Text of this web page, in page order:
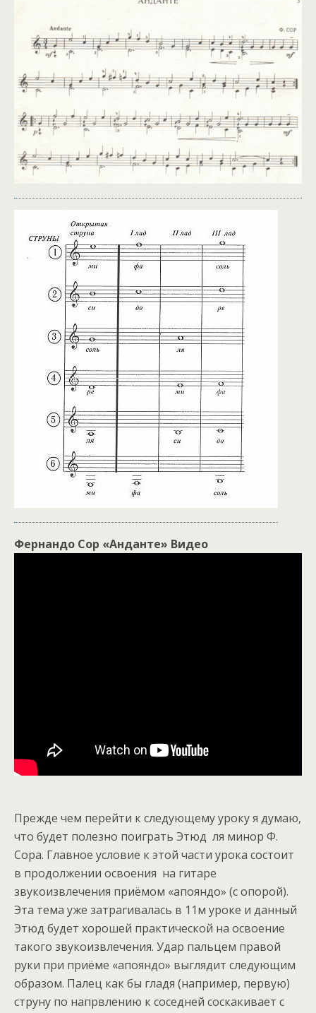
Фернандо Сор «Анданте» Видео
Прежде чем перейти к следующему уроку я думаю,
что будет полезно поиграть Этюд ля минор Ф.
Сора. Главное условие к этой части урока состоит
в продолжении освоения на гитаре
звукоизвлечения приёмом «апояндо» (с опорой).
Эта тема уже затрагивалась в 11м уроке и данный
Этюд будет хорошей практической на освоение
такого звукоизвлечения. Удар пальцем правой
руки при приёме «апояндо» выглядит следующим
образом. Палец как бы гладя (например, первую)
струну по напрвлению к соседней соскакивает с